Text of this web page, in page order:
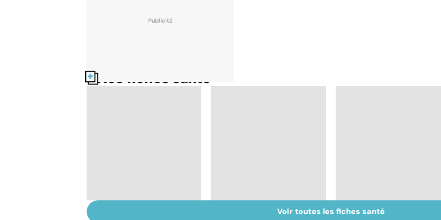
Nos fiches santé
Inflammation des Suicide : prévenir le
Voir toutes les fiches santé